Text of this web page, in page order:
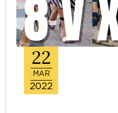
22
MAR
2022